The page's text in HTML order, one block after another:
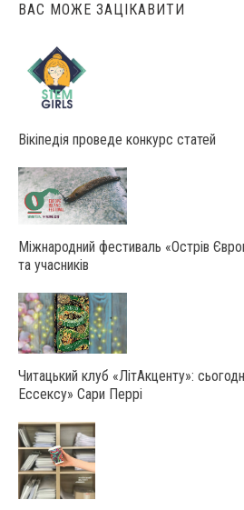
ВАС МОЖЕ ЗАЦІКАВИТИ
Вікіпедія проведе конкурс статей
Міжнародний фестиваль «Острів
та учасників
Читацький клуб «ЛітАкценту»:
Ессексу» Сари Перрі